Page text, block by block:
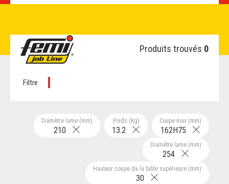
Produits trouvés 0
Filtre
Coupe max (mm)
162H75
Poids (Kg)
13.2
Diamètre lame (mm)
210
Diamètre lame (mm)
254
Hauteur coupe da la table supérieure (mm)
30